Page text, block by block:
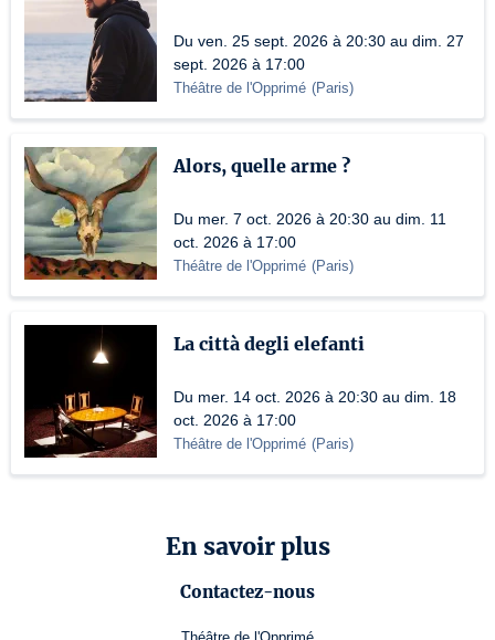
Du ven. 25 sept. 2026 à 20:30 au dim. 27
sept. 2026 à 17:00
Théâtre de l'Opprimé (Paris)
Alors, quelle arme ?
Du mer. 7 oct. 2026 à 20:30 au dim. 11
oct. 2026 à 17:00
Théâtre de l'Opprimé (Paris)
La città degli elefanti
Du mer. 14 oct. 2026 à 20:30 au dim. 18
oct. 2026 à 17:00
Théâtre de l'Opprimé (Paris)
En savoir plus
Contactez-nous